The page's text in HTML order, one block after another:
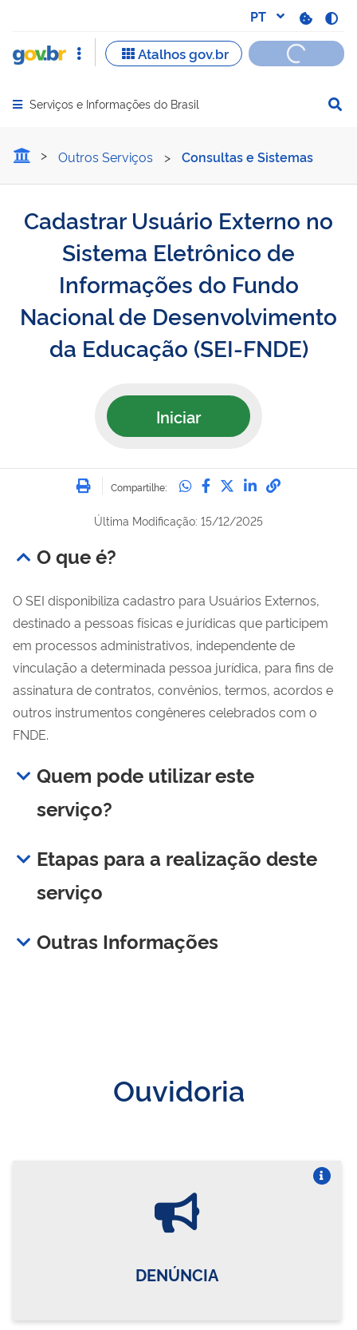
Abrir menu principal de navegação
Serviços e Informações do Brasil
Cadastrar Usuário
Outros Serviços > Consultas e Sistemas
Cadastrar Usuário Externo no
Sistema Eletrônico de
Informações do Fundo
Nacional de Desenvolvimento
da Educação (SEI-FNDE)
Iniciar
Imprimir
Compartilhe: Compartilhe no
Compartilhe no
Compartilhe no
Compartilhe
Última Modificação: 15/12/2025
O que é?
O SEI disponibiliza cadastro para Usuários Externos,
destinado a pessoas físicas e jurídicas que participem
em processos administrativos, independente de
vinculação a determinada pessoa jurídica, para fins de
assinatura de contratos, convênios, termos, acordos e
outros instrumentos congêneres celebrados com o
FNDE.
Quem pode utilizar este
serviço?
Etapas para a realização deste
serviço
Outras Informações
Ouvidoria
DENÚNCIA